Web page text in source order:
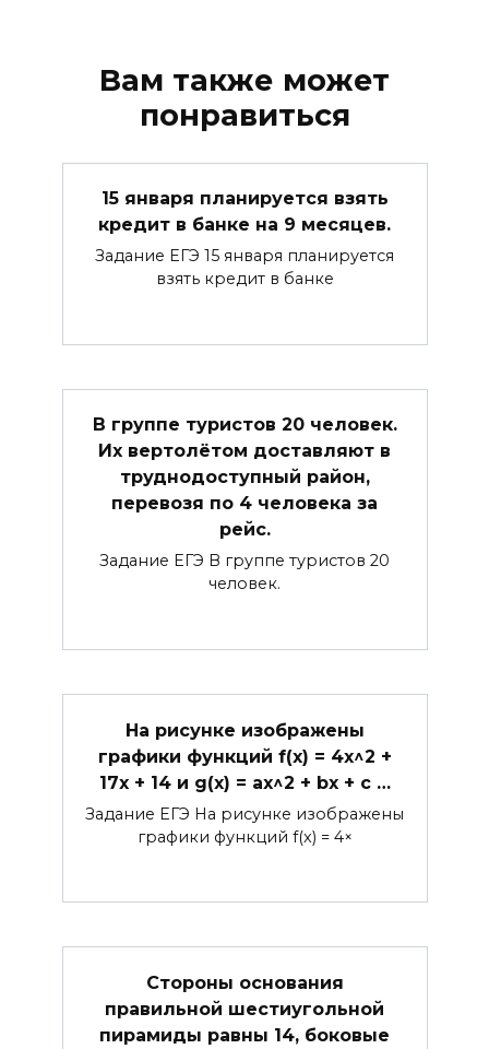
Вам также может
понравиться
15 января планируется взять
кредит в банке на 9 месяцев.
Задание ЕГЭ 15 января планируется
взять кредит в банке
В группе туристов 20 человек.
Их вертолётом доставляют в
труднодоступный район,
перевозя по 4 человека за
рейс.
Задание ЕГЭ В группе туристов 20
человек.
На рисунке изображены
графики функций f(x) = 4x^2 +
17x + 14 и g(x) = ax^2 + bx + c …
Задание ЕГЭ На рисунке изображены
графики функций f(x) = 4×
Стороны основания
правильной шестиугольной
пирамиды равны 14, боковые